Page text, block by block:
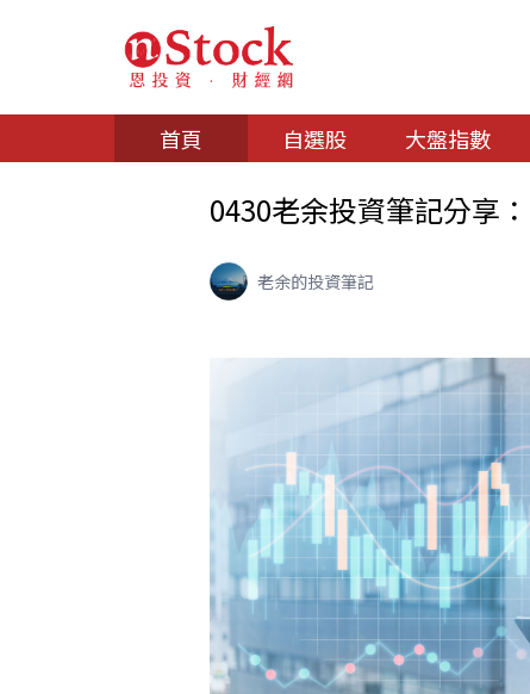
首頁 自選股 大盤指數
0430老余投資筆記分享
老余的投資筆記